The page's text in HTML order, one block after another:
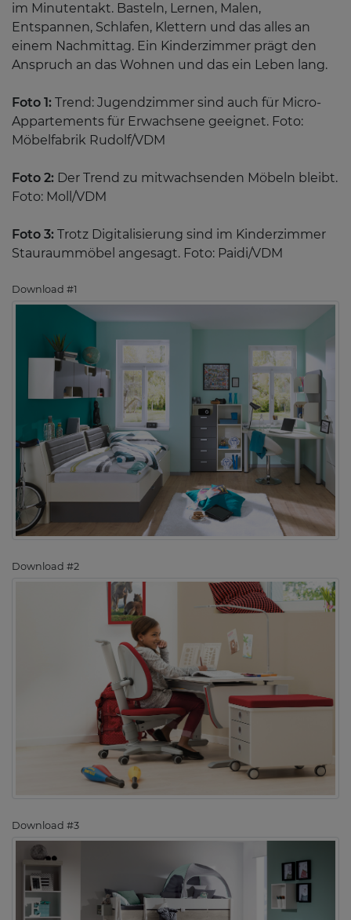
im Minutentakt. Basteln, Lernen, Malen,
Entspannen, Schlafen, Klettern und das alles an
einem Nachmittag. Ein Kinderzimmer prägt den
Anspruch an das Wohnen und das ein Leben lang.
Foto 1: Trend: Jugendzimmer sind auch für Micro-
Appartements für Erwachsene geeignet. Foto:
Möbelfabrik Rudolf/VDM
Foto 2: Der Trend zu mitwachsenden Möbeln bleibt.
Foto: Moll/VDM
Foto 3: Trotz Digitalisierung sind im Kinderzimmer
Stauraummöbel angesagt. Foto: Paidi/VDM
Download #1
Download #2
Download #3